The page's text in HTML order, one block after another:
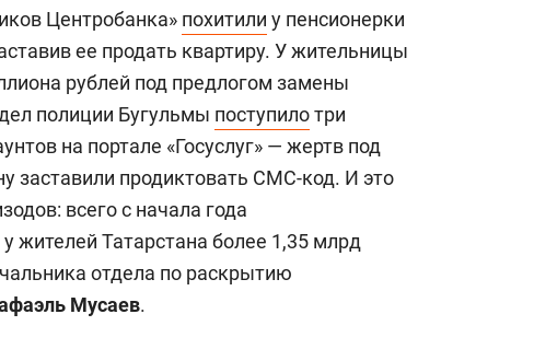
Центробанка» похитили у пенсионерки
ее продать квартиру. У жительницы
рублей под предлогом замены
полиции Бугульмы поступилотри
на портале «Госуслуг» — жертв под
заставили продиктовать СМС-код. И это
всего с начала года
жителей Татарстана более 1,35 млрд
отдела по раскрытию
Мусаев.